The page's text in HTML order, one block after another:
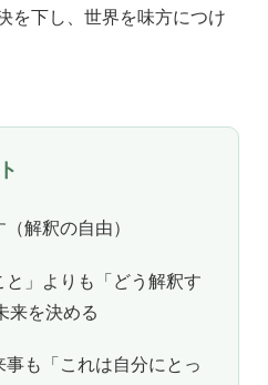
を下し、世界を味方につけ
解釈の自由）
と」よりも「どう解釈す
来を決める
事も「これは自分にとっ